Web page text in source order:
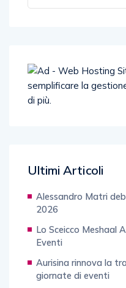
Ultimi Articoli
Alessandro Matri
2026
Lo Sceicco Meshaal
Eventi
Aurisina rinnova la
giornate di eventi